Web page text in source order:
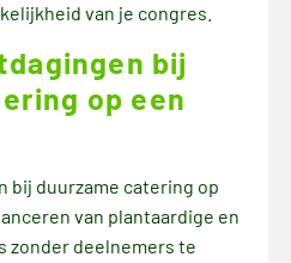
van je congres.
bij
op een
bij duurzame catering op
van plantaardige en
zonder deelnemers te